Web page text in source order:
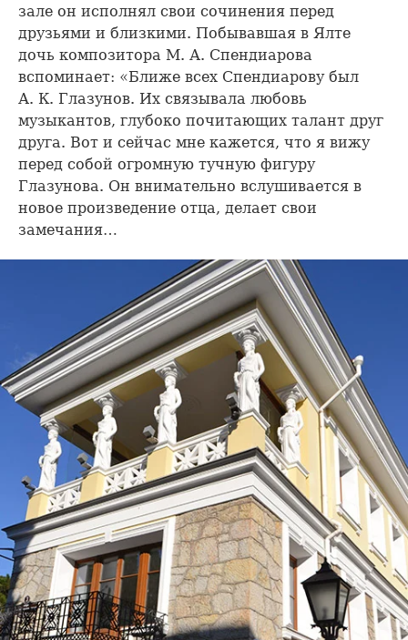
зале он исполнял свои сочинения перед
друзьями и близкими. Побывавшая в Ялте
дочь композитора М. А. Спендиарова
вспоминает: «Ближе всех Спендиарову был
А. К. Глазунов. Их связывала любовь
музыкантов, глубоко почитающих талант друг
друга. Вот и сейчас мне кажется, что я вижу
перед собой огромную тучную фигуру
Глазунова. Он внимательно вслушивается в
новое произведение отца, делает свои
замечания…